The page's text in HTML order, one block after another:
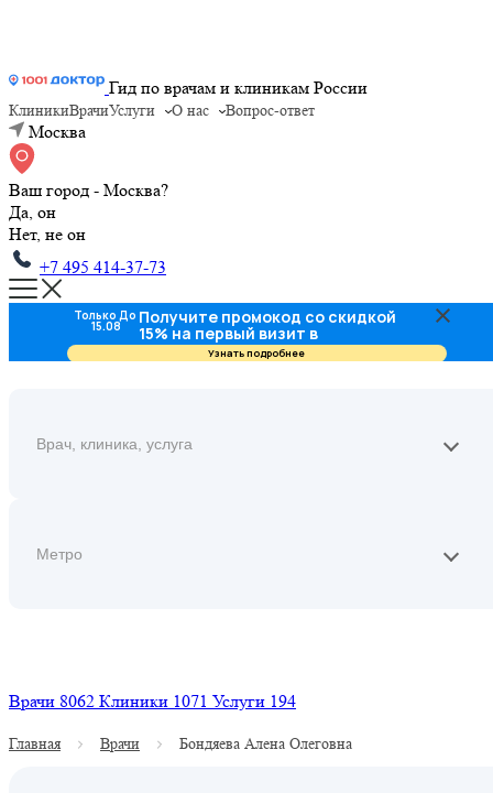
Гид по врачам и клиникам России
КлиникиВрачиУслуги О нас Вопрос-ответ
Москва
Ваш город - Москва?
Да, он
Нет, не он
+7 495 414-37-73
Врачи 8062 Клиники 1071 Услуги 194
Главная Врачи Бондяева Алена Олеговна
Только До
15.08 Получите промокод со скидкой
15% на первый визит в
стоматологию
Узнать подробнее